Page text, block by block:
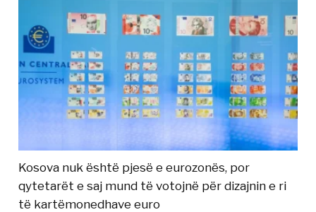
Kosova nuk është pjesë e eurozonës, por
qytetarët e saj mund të votojnë për dizajnin e ri
të kartëmonedhave euro